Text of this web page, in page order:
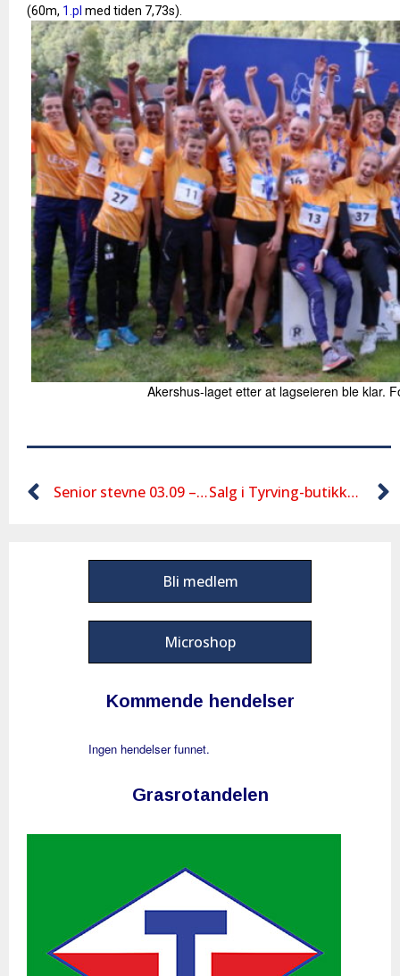
(60m, 1.pl med tiden 7,73s).
Akershus-laget etter at lagseieren ble klar.
Senior stevne 03.09 – Resultater Salg i Tyrving-butikken
Bli medlem
Microshop
Kommende hendelser
Ingen hendelser funnet.
Grasrotandelen